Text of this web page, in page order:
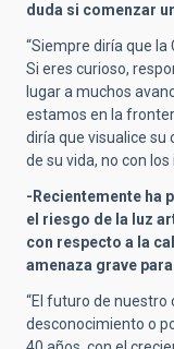
duda si comenzar
“Siempre diría que la
Si eres curioso,
lugar a muchos
estamos en la
diría que visualice su
de su vida, no con
-Recientemente ha
el riesgo de la luz
con respecto a la
amenaza grave
“El futuro de nuestro
desconocimiento o